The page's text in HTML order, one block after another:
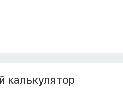
калькулятор